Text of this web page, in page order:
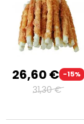
26,60 € -15%
31,30 €